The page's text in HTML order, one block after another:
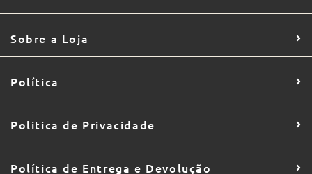
Sobre a Loja
Política
Politica de Privacidade
Política de Entrega e Devolução